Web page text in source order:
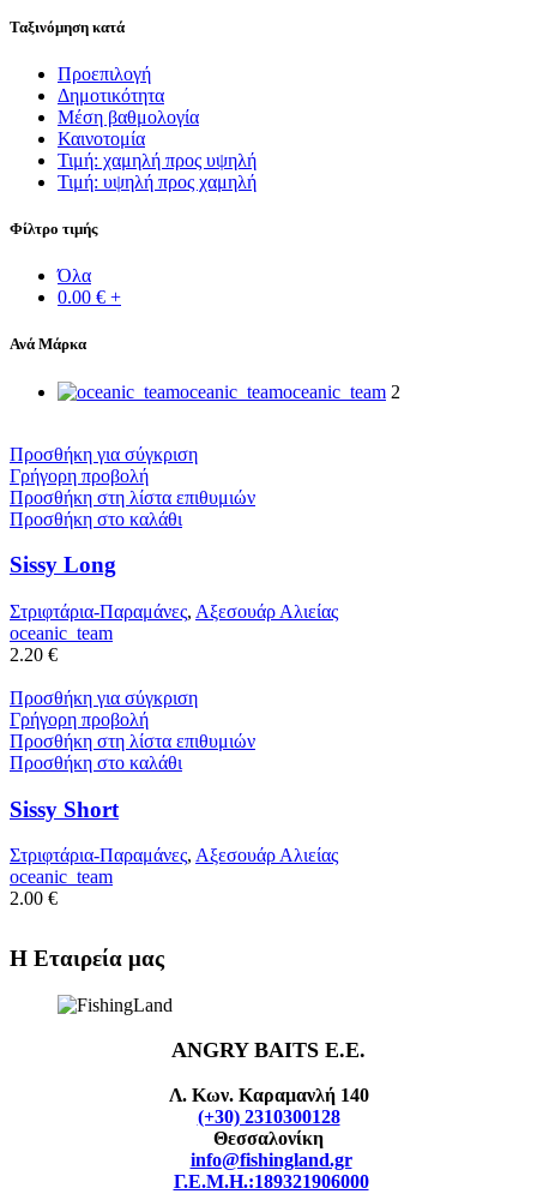
Ταξινόμηση κατά
Προεπιλογή
Δημοτικότητα
Μέση βαθμολογία
Καινοτομία
Τιμή: χαμηλή προς υψηλή
Τιμή: υψηλή προς χαμηλή
Φίλτρο τιμής
Όλα
0.00 € +
Ανά Μάρκα
oceanic_teamoceanic_team 2
Προσθήκη για σύγκριση
Γρήγορη προβολή
Προσθήκη στη λίστα επιθυμιών
Προσθήκη στο καλάθι
Sissy Long
Στριφτάρια-Παραμάνες, Αξεσουάρ Αλιείας
oceanic_team
2.20 €
Προσθήκη για σύγκριση
Γρήγορη προβολή
Προσθήκη στη λίστα επιθυμιών
Προσθήκη στο καλάθι
Sissy Short
Στριφτάρια-Παραμάνες, Αξεσουάρ Αλιείας
oceanic_team
2.00 €
Η Εταιρεία μας
ANGRY BAITS Ε.Ε.
Λ. Κων. Καραμανλή 140
(+30) 2310300128
Θεσσαλονίκη
info@fishingland.gr
Γ.Ε.Μ.Η.:189321906000